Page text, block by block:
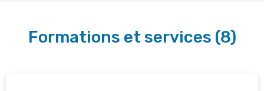
Formations et services (8)